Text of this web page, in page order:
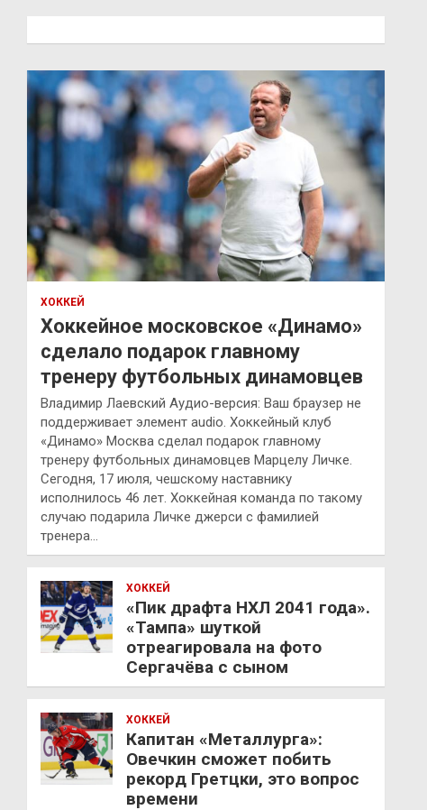
ХОККЕЙ
Хоккейное московское «Динамо»
сделало подарок главному
тренеру футбольных динамовцев
Владимир Лаевский Аудио-версия: Ваш браузер не
поддерживает элемент audio. Хоккейный клуб
«Динамо» Москва сделал подарок главному
тренеру футбольных динамовцев Марцелу Личке.
Сегодня, 17 июля, чешскому наставнику
исполнилось 46 лет. Хоккейная команда по такому
случаю подарила Личке джерси с фамилией
тренера…
ХОККЕЙ
«Пик драфта НХЛ 2041 года».
«Тампа» шуткой
отреагировала на фото
Сергачёва с сыном
ХОККЕЙ
Капитан «Металлурга»:
Овечкин сможет побить
рекорд Гретцки, это вопрос
времени